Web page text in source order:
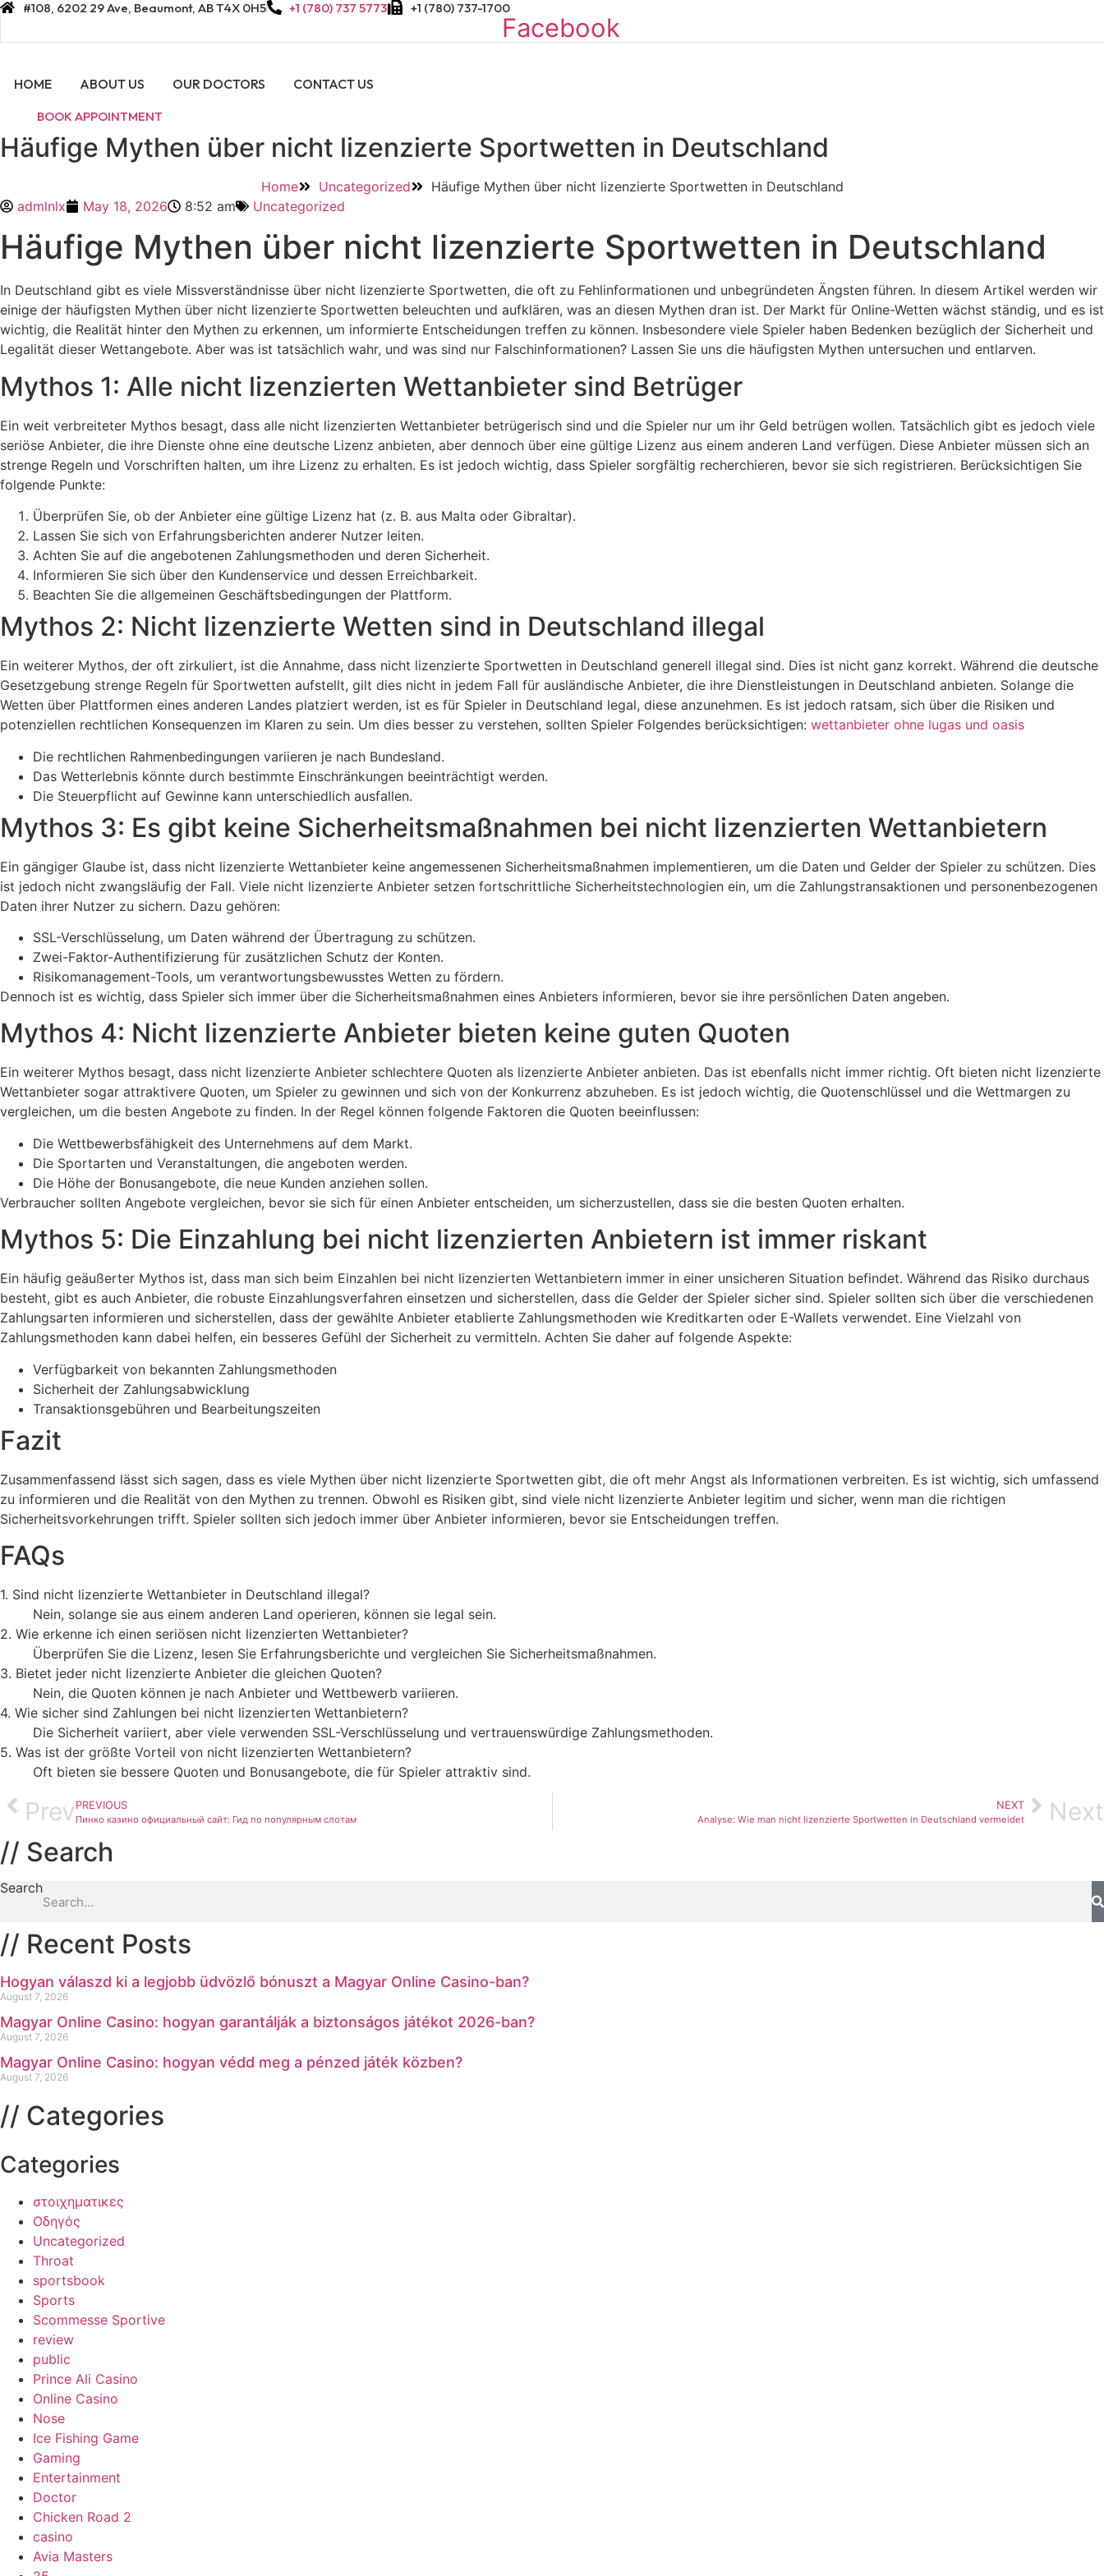
Skip#108, 6202 29 Ave, Beaumont, AB T4X 0H5 +1 (780) 737 5773 +1 (780) 737-1700
Facebook
HOME ABOUT US OUR DOCTORS CONTACT US
BOOK APPOINTMENT
Häufige Mythen über nicht lizenzierte Sportwetten in Deutschland
Home Uncategorized
Häufige Mythen über nicht lizenzierte Sportwetten in Deutschland
admlnlx
May 18, 2026 8:52 am Uncategorized
Häufige Mythen über nicht lizenzierte Sportwetten in Deutschland
In Deutschland gibt es viele Missverständnisse über nicht lizenzierte Sportwetten, die oft zu Fehlinformationen und unbegründeten Ängsten führen. In diesem Artikel werden wir
einige der häufigsten Mythen über nicht lizenzierte Sportwetten beleuchten und aufklären, was an diesen Mythen dran ist. Der Markt für Online-Wetten wächst ständig, und es ist
wichtig, die Realität hinter den Mythen zu erkennen, um informierte Entscheidungen treffen zu können. Insbesondere viele Spieler haben Bedenken bezüglich der Sicherheit und
Legalität dieser Wettangebote. Aber was ist tatsächlich wahr, und was sind nur Falschinformationen? Lassen Sie uns die häufigsten Mythen untersuchen und entlarven.
Mythos 1: Alle nicht lizenzierten Wettanbieter sind Betrüger
Ein weit verbreiteter Mythos besagt, dass alle nicht lizenzierten Wettanbieter betrügerisch sind und die Spieler nur um ihr Geld betrügen wollen. Tatsächlich gibt es jedoch viele
seriöse Anbieter, die ihre Dienste ohne eine deutsche Lizenz anbieten, aber dennoch über eine gültige Lizenz aus einem anderen Land verfügen. Diese Anbieter müssen sich an
strenge Regeln und Vorschriften halten, um ihre Lizenz zu erhalten. Es ist jedoch wichtig, dass Spieler sorgfältig recherchieren, bevor sie sich registrieren. Berücksichtigen Sie
folgende Punkte:
Überprüfen Sie, ob der Anbieter eine gültige Lizenz hat (z. B. aus Malta oder Gibraltar).
Lassen Sie sich von Erfahrungsberichten anderer Nutzer leiten.
Achten Sie auf die angebotenen Zahlungsmethoden und deren Sicherheit.
Informieren Sie sich über den Kundenservice und dessen Erreichbarkeit.
Beachten Sie die allgemeinen Geschäftsbedingungen der Plattform.
Mythos 2: Nicht lizenzierte Wetten sind in Deutschland illegal
Ein weiterer Mythos, der oft zirkuliert, ist die Annahme, dass nicht lizenzierte Sportwetten in Deutschland generell illegal sind. Dies ist nicht ganz korrekt. Während die deutsche
Gesetzgebung strenge Regeln für Sportwetten aufstellt, gilt dies nicht in jedem Fall für ausländische Anbieter, die ihre Dienstleistungen in Deutschland anbieten. Solange die
Wetten über Plattformen eines anderen Landes platziert werden, ist es für Spieler in Deutschland legal, diese anzunehmen. Es ist jedoch ratsam, sich über die Risiken und
potenziellen rechtlichen Konsequenzen im Klaren zu sein. Um dies besser zu verstehen, sollten Spieler Folgendes berücksichtigen: wettanbieter ohne lugas und oasis
Die rechtlichen Rahmenbedingungen variieren je nach Bundesland.
Das Wetterlebnis könnte durch bestimmte Einschränkungen beeinträchtigt werden.
Die Steuerpflicht auf Gewinne kann unterschiedlich ausfallen.
Mythos 3: Es gibt keine Sicherheitsmaßnahmen bei nicht lizenzierten Wettanbietern
Ein gängiger Glaube ist, dass nicht lizenzierte Wettanbieter keine angemessenen Sicherheitsmaßnahmen implementieren, um die Daten und Gelder der Spieler zu schützen. Dies
ist jedoch nicht zwangsläufig der Fall. Viele nicht lizenzierte Anbieter setzen fortschrittliche Sicherheitstechnologien ein, um die Zahlungstransaktionen und personenbezogenen
Daten ihrer Nutzer zu sichern. Dazu gehören:
SSL-Verschlüsselung, um Daten während der Übertragung zu schützen.
Zwei-Faktor-Authentifizierung für zusätzlichen Schutz der Konten.
Risikomanagement-Tools, um verantwortungsbewusstes Wetten zu fördern.
Dennoch ist es wichtig, dass Spieler sich immer über die Sicherheitsmaßnahmen eines Anbieters informieren, bevor sie ihre persönlichen Daten angeben.
Mythos 4: Nicht lizenzierte Anbieter bieten keine guten Quoten
Ein weiterer Mythos besagt, dass nicht lizenzierte Anbieter schlechtere Quoten als lizenzierte Anbieter anbieten. Das ist ebenfalls nicht immer richtig. Oft bieten nicht lizenzierte
Wettanbieter sogar attraktivere Quoten, um Spieler zu gewinnen und sich von der Konkurrenz abzuheben. Es ist jedoch wichtig, die Quotenschlüssel und die Wettmargen zu
vergleichen, um die besten Angebote zu finden. In der Regel können folgende Faktoren die Quoten beeinflussen:
Die Wettbewerbsfähigkeit des Unternehmens auf dem Markt.
Die Sportarten und Veranstaltungen, die angeboten werden.
Die Höhe der Bonusangebote, die neue Kunden anziehen sollen.
Verbraucher sollten Angebote vergleichen, bevor sie sich für einen Anbieter entscheiden, um sicherzustellen, dass sie die besten Quoten erhalten.
Mythos 5: Die Einzahlung bei nicht lizenzierten Anbietern ist immer riskant
Ein häufig geäußerter Mythos ist, dass man sich beim Einzahlen bei nicht lizenzierten Wettanbietern immer in einer unsicheren Situation befindet. Während das Risiko durchaus
besteht, gibt es auch Anbieter, die robuste Einzahlungsverfahren einsetzen und sicherstellen, dass die Gelder der Spieler sicher sind. Spieler sollten sich über die verschiedenen
Zahlungsarten informieren und sicherstellen, dass der gewählte Anbieter etablierte Zahlungsmethoden wie Kreditkarten oder E-Wallets verwendet. Eine Vielzahl von
Zahlungsmethoden kann dabei helfen, ein besseres Gefühl der Sicherheit zu vermitteln. Achten Sie daher auf folgende Aspekte:
Verfügbarkeit von bekannten Zahlungsmethoden
Sicherheit der Zahlungsabwicklung
Transaktionsgebühren und Bearbeitungszeiten
Fazit
Zusammenfassend lässt sich sagen, dass es viele Mythen über nicht lizenzierte Sportwetten gibt, die oft mehr Angst als Informationen verbreiten. Es ist wichtig, sich umfassend
zu informieren und die Realität von den Mythen zu trennen. Obwohl es Risiken gibt, sind viele nicht lizenzierte Anbieter legitim und sicher, wenn man die richtigen
Sicherheitsvorkehrungen trifft. Spieler sollten sich jedoch immer über Anbieter informieren, bevor sie Entscheidungen treffen.
FAQs
1. Sind nicht lizenzierte Wettanbieter in Deutschland illegal?
Nein, solange sie aus einem anderen Land operieren, können sie legal sein.
2. Wie erkenne ich einen seriösen nicht lizenzierten Wettanbieter?
Überprüfen Sie die Lizenz, lesen Sie Erfahrungsberichte und vergleichen Sie Sicherheitsmaßnahmen.
3. Bietet jeder nicht lizenzierte Anbieter die gleichen Quoten?
Nein, die Quoten können je nach Anbieter und Wettbewerb variieren.
4. Wie sicher sind Zahlungen bei nicht lizenzierten Wettanbietern?
Die Sicherheit variiert, aber viele verwenden SSL-Verschlüsselung und vertrauenswürdige Zahlungsmethoden.
5. Was ist der größte Vorteil von nicht lizenzierten Wettanbietern?
Oft bieten sie bessere Quoten und Bonusangebote, die für Spieler attraktiv sind.
Prev PREVIOUS
Пинко казино официальный сайт: Гид по популярным слотам
NEXT
Analyse: Wie man nicht lizenzierte Sportwetten in Deutschland vermeidet Next
// Search
Search
// Recent Posts
Hogyan válaszd ki a legjobb üdvözlő bónuszt a Magyar Online Casino-ban?
August 7, 2026
Magyar Online Casino: hogyan garantálják a biztonságos játékot 2026-ban?
August 7, 2026
Magyar Online Casino: hogyan védd meg a pénzed játék közben?
August 7, 2026
// Categories
Categories
στοιχηματικες
Οδηγός
Uncategorized
Throat
sportsbook
Sports
Scommesse Sportive
review
public
Prince Ali Casino
Online Casino
Nose
Ice Fishing Game
Gaming
Entertainment
Doctor
Chicken Road 2
casino
Avia Masters